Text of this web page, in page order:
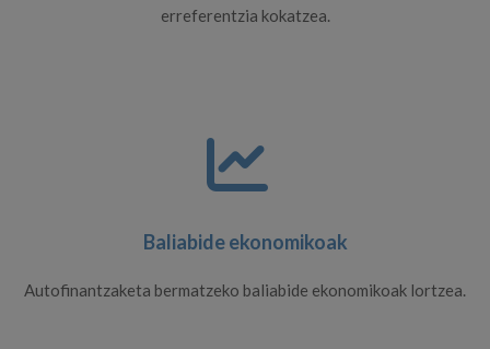
erreferentzia kokatzea.
Baliabide ekonomikoak
Autofinantzaketa bermatzeko baliabide ekonomikoak lortzea.